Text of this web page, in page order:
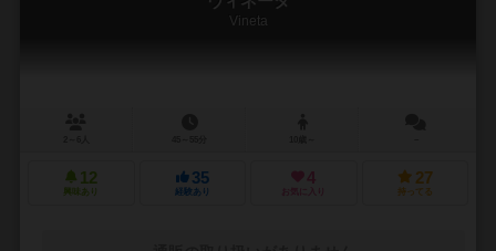
Vineta
12
興味あり
35
経験あり
4
お気に入り
27
持ってる